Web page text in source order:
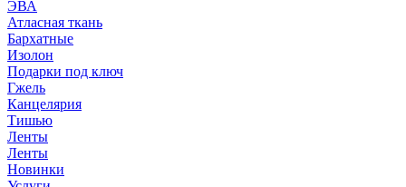
ЭВА
Атласная ткань
Бархатные
Изолон
Подарки под ключ
Гжель
Канцелярия
Тишью
Ленты
Ленты
Новинки